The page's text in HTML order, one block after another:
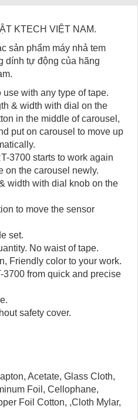
KTECH VIỆT NAM.
sản phẩm máy nhả tem
dính tự động của hãng
use with any type of tape.
& width with dial on the
in the middle of carousel,
put on carousel to move up
3700 starts to work again
on the carousel newly.
width with dial knob on the
to move the sensor
set.
No waist of tape.
Friendly color to your work.
3700 from quick and precise
safety cover.
Acetate, Glass Cloth,
Foil, Cellophane,
Foil Cotton, ,Cloth Mylar,